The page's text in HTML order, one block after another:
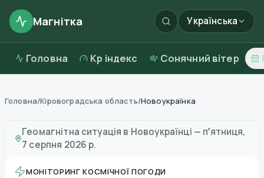
Магнітка Українська
Головна Kp індекс Сонячний вітер
Головна/Кіровоградська область/Новоукраїнка
Геомагнітна ситуація в Новоукраїнці — пʼятниця,
7 серпня 2026 р.
МОНІТОРИНГ КОСМІЧНОЇ ПОГОДИ